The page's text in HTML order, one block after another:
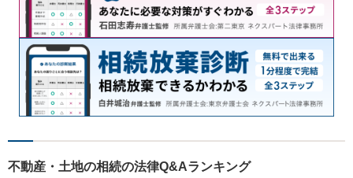
不動産・土地の相続の法律Q&Aランキング